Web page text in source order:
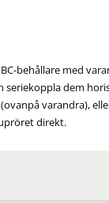
behållare med
seriekoppla dem
varandra),
direkt.